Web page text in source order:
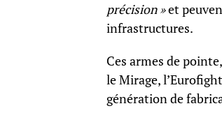
précision »et
infrastructures.
Ces armes de
le Mirage,
génération de